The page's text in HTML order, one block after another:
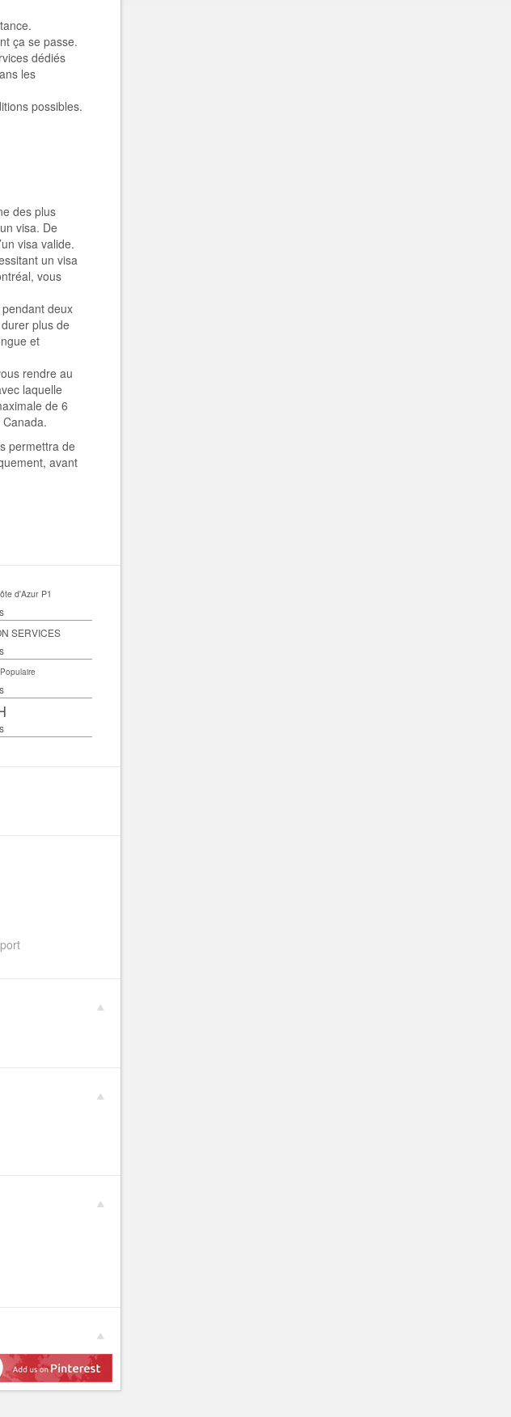
ça se passe.
dédiés
les
possibles.
des plus
visa. De
visa valide.
un visa
vous
deux
plus de
et
rendre au
laquelle
de 6
permettra de
avant
d'Azur P1
SERVICES